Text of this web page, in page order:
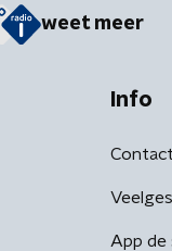
weet meer
Info
Contact
App de